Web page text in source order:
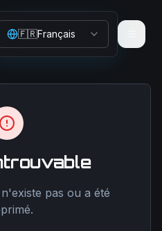
theme
🇫🇷Français
pas ou a été